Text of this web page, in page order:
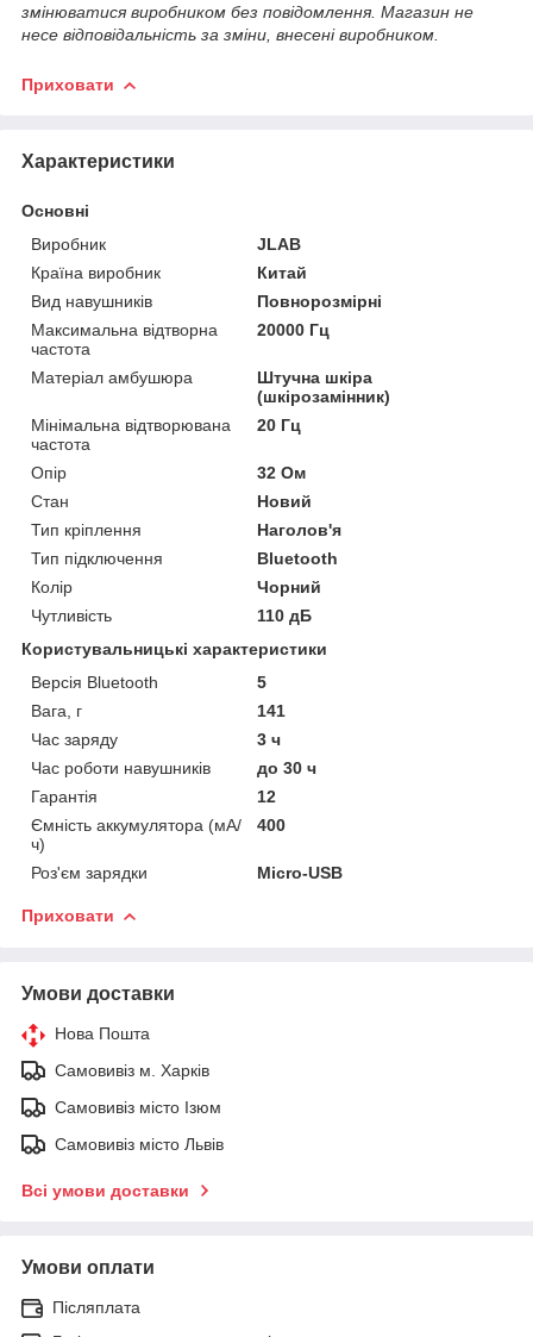
змінюватися виробником без повідомлення. Магазин не
несе відповідальність за зміни, внесені виробником.
Приховати
Характеристики
Основні
Виробник
JLAB
Країна виробник
Китай
Вид навушників
Повнорозмірні
Максимальна відтворна
частота
20000 Гц
Матеріал амбушюра
Штучна шкіра
(шкірозамінник)
Мінімальна відтворювана
частота
20 Гц
Опір
32 Ом
Стан
Новий
Тип кріплення
Наголов'я
Тип підключення
Bluetooth
Колір
Чорний
Чутливість
110 дБ
Користувальницькі характеристики
Версія Bluetooth
5
Вага, г
141
Час заряду
3 ч
Час роботи навушників
до 30 ч
Гарантія
12
Ємність аккумулятора (мА/
ч)
400
Роз'єм зарядки Micro-USB
Приховати
Умови доставки
Нова Пошта
Самовивіз м. Харків
Самовивіз місто Ізюм
Самовивіз місто Львів
Всі умови доставки
Умови оплати
Післяплата